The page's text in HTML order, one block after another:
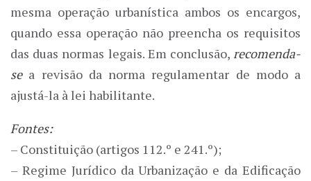
mesma operação urbanística ambos os encargos,
quando essa operação não preencha os requisitos
das duas normas legais. Em conclusão, recomenda-
se a revisão da norma regulamentar de modo a
ajustá-la à lei habilitante.
Fontes:
– Constituição (artigos 112.º e 241.º);
– Regime Jurídico da Urbanização e da Edificação